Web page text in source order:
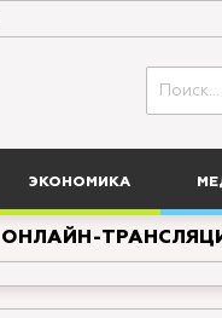
ЭКОНОМИКА
ОНЛАЙН-